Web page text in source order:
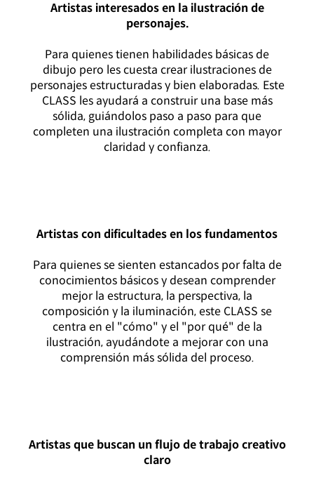
Artistas interesados ​​en la ilustración de
personajes.
Para quienes tienen habilidades básicas de
dibujo pero les cuesta crear ilustraciones de
personajes estructuradas y bien elaboradas. Este
CLASS les ayudará a construir una base más
sólida, guiándolos paso a paso para que
completen una ilustración completa con mayor
claridad y confianza.
Artistas con dificultades en los fundamentos
Para quienes se sienten estancados por falta de
conocimientos básicos y desean comprender
mejor la estructura, la perspectiva, la
composición y la iluminación, este CLASS se
centra en el "cómo" y el "por qué" de la
ilustración, ayudándote a mejorar con una
comprensión más sólida del proceso.
Artistas que buscan un flujo de trabajo creativo
claro